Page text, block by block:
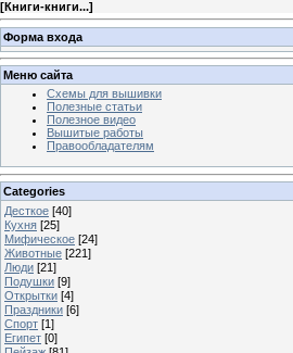
[Книги-книги...]
Форма входа
Меню сайта
Схемы для вышивки
Полезные статьи
Полезное видео
Вышитые работы
Правообладателям
Categories
Десткое [40]
Кухня [25]
Мифическое [24]
Животные [221]
Люди [21]
Подушки [9]
Открытки [4]
Праздники [6]
Спорт [1]
Египет [0]